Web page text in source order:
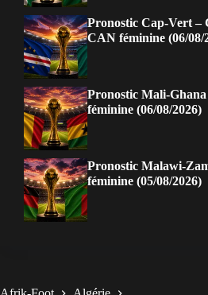
Pronostic Cap-Vert –
CAN féminine (06/08/
Pronostic Mali-
féminine (06/08/2026)
Pronostic Malawi-
féminine (05/08/2026)